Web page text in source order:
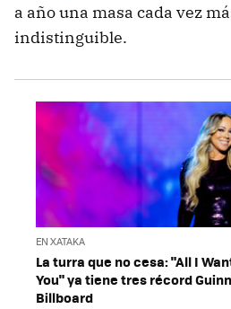
a año una masa cada vez
indistinguible.
EN XATAKA
La turra que no cesa: "All I
You" ya tiene tres récord
Billboard